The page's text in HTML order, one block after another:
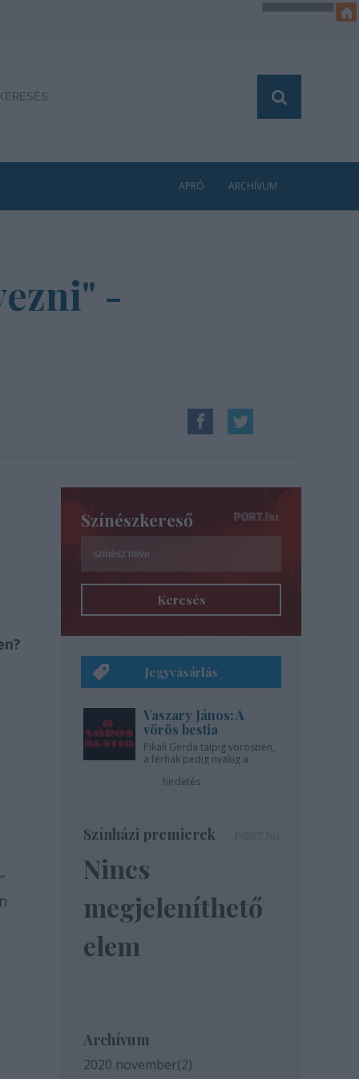
APRÓ ARCHÍVUM
-
Színészkereső
Keresés
Jegyvásárlás
Vaszary János: A
vörös bestia
Pikali Gerda talpig vörösben,
a férfiak pedig nyakig a
hirdetés
Színházi premierek
Nincs
megjeleníthető
elem
Archívum
2020 november(2)